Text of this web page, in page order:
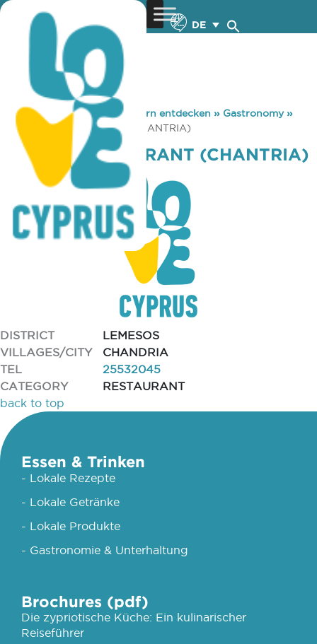
DE
You are here: Home »Zypern entdecken » Gastronomy»
ALONIA RESTAURANT (CHANTRIA)
ALONIA RESTAURANT (CHANTRIA)
DISTRICT
LEMESOS
VILLAGES/CITY
CHANDRIA
TEL
25532045
CATEGORY
RESTAURANT
back to top
Essen & Trinken
- Lokale Rezepte
- Lokale Getränke
- Lokale Produkte
- Gastronomie & Unterhaltung
Brochures (pdf)
Die zypriotische Küche: Ein kulinarischer
Reiseführer